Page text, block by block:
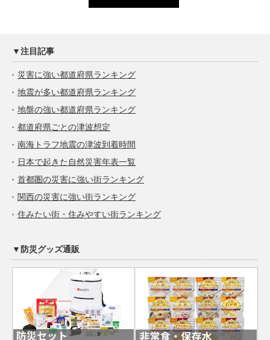
▼注目記事
災害に強い都道府県ランキング
地震が多い都道府県ランキング
地盤の強い都道府県ランキング
都道府県ごとの津波想定
南海トラフ地震の津波到着時間
日本で起きた自然災害年表一覧
首都圏の災害に強い街ランキング
関西の災害に強い街ランキング
住みたい街・住みやすい街ランキング
▼防災グッズ通販